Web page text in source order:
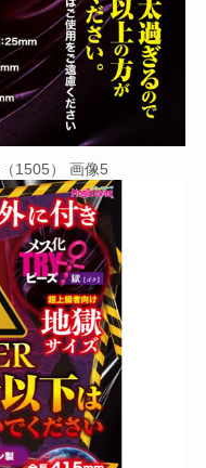
1505） 画像5